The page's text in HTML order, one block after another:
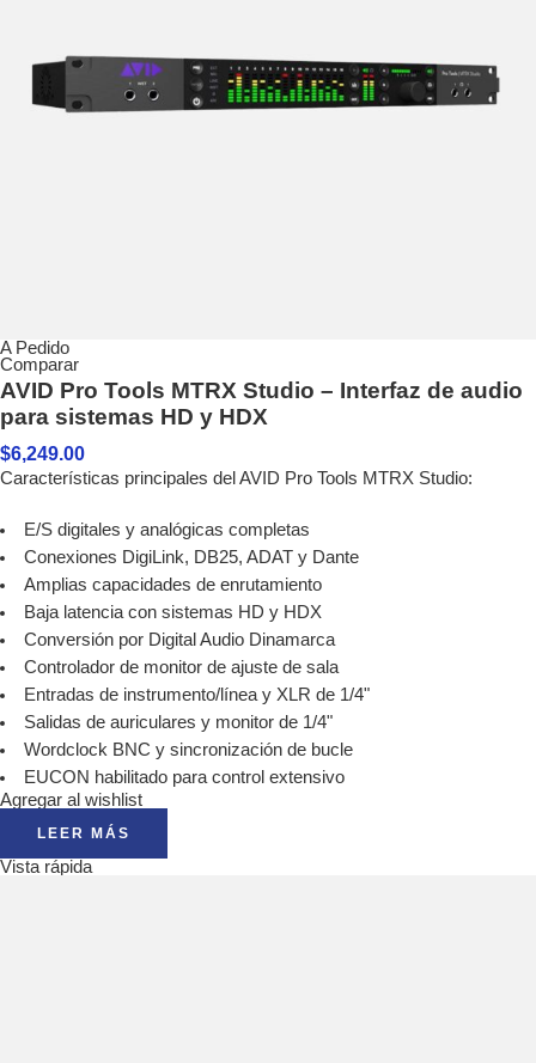
A Pedido
Comparar
AVID Pro Tools MTRX Studio – Interfaz de audio
para sistemas HD y HDX
$6,249.00
Características principales del AVID Pro Tools MTRX Studio:
E/S digitales y analógicas completas
Conexiones DigiLink, DB25, ADAT y Dante
Amplias capacidades de enrutamiento
Baja latencia con sistemas HD y HDX
Conversión por Digital Audio Dinamarca
Controlador de monitor de ajuste de sala
Entradas de instrumento/línea y XLR de 1/4"
Salidas de auriculares y monitor de 1/4"
Wordclock BNC y sincronización de bucle
EUCON habilitado para control extensivo
Agregar al wishlist
LEER MÁS
Vista rápida